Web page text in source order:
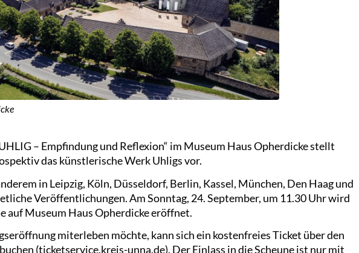
– Empfindung und Reflexion“ im Museum Haus Opherdicke stellt
das künstlerische Werk Uhligs vor.
in Leipzig, Köln, Düsseldorf, Berlin, Kassel, München, Den Haag und
Veröffentlichungen. Am Sonntag, 24. September, um 11.30 Uhr wird
auf Museum Haus Opherdicke eröffnet.
miterleben möchte, kann sich ein kostenfreies Ticket über den
(ticketservice.kreis-unna.de). Der Einlass in die Scheune ist nur mit